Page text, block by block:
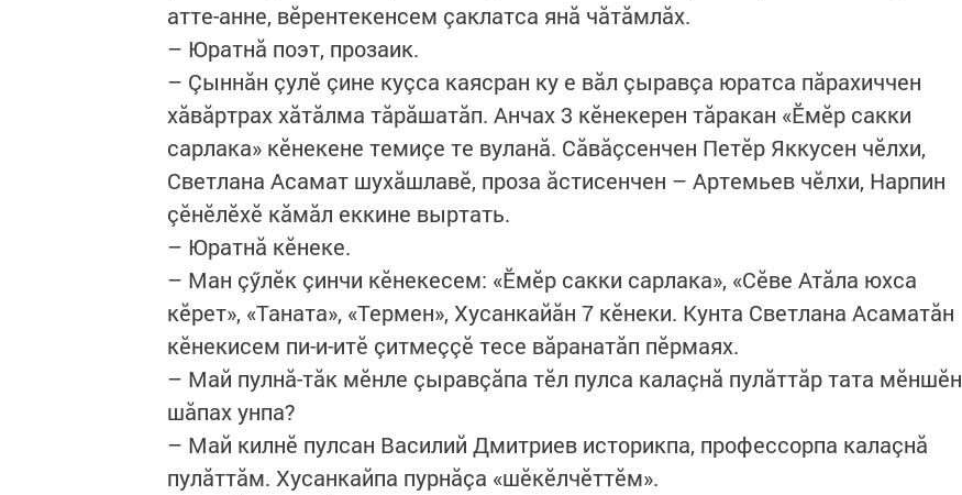
атте-анне, вӗрентекенсем çаклатса янă чăтăмлăх.
– Юратнă поэт, прозаик.
– Çыннăн çулӗ çине куçса каясран ку е вăл çыравçа юратса пăрахиччен
хăвăртрах хăтăлма тăрăшатăп. Анчах 3 кӗнекерен тăракан «Ӗмӗр сакки
сарлака» кӗнекене темиçе те вуланă. Сăвăçсенчен Петӗр Яккусен чӗлхи,
Светлана Асамат шухăшлавӗ, проза ăстисенчен – Артемьев чӗлхи, Нарпин
çӗнӗлӗхӗ кăмăл еккине выртать.
– Юратнă кӗнеке.
– Ман çӳлӗк çинчи кӗнекесем: «Ӗмӗр сакки сарлака», «Сӗве Атăла юхса
кӗрет», «Таната», «Термен», Хусанкайăн 7 кӗнеки. Кунта Светлана Асаматăн
кӗнекисем пи-и-итӗ çитмеççӗ тесе вăранатăп пӗрмаях.
– Май пулнă-тăк мӗнле çыравçăпа тӗл пулса калаçнă пулăттăр тата мӗншӗн
шăпах унпа?
– Май килнӗ пулсан Василий Дмитриев историкпа, профессорпа калаçнă
пулăттăм. Хусанкайпа пурнăçа «шӗкӗлчӗттӗм».